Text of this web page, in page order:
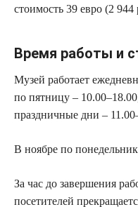
стоимость 39 евро (2 944
Время работы и
Музей работает
по пятницу –
праздничные дни –
В ноябре по
За час до завершения
посетителей